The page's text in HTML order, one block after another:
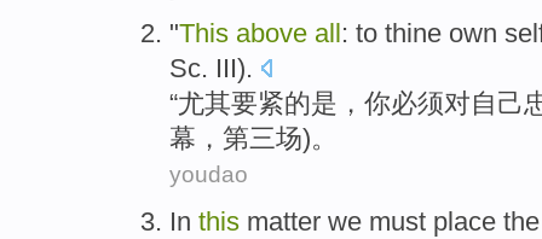
"This above all : to thine own
Sc. III).
“尤其要紧的是， 你必须对自己
幕 ， 第三场)。
youdao
In this matter we must place the